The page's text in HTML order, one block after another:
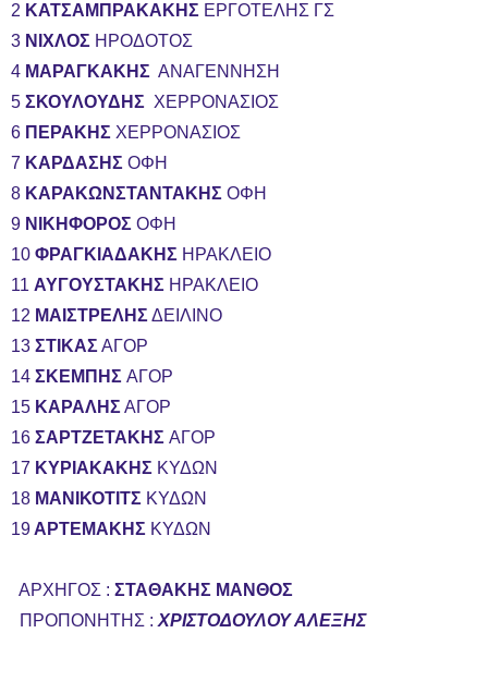
2 ΚΑΤΣΑΜΠΡΑΚΑΚΗΣ ΕΡΓΟΤΕΛΗΣ ΓΣ
3 ΝΙΧΛΟΣ ΗΡΟΔΟΤΟΣ
4 ΜΑΡΑΓΚΑΚΗΣ ΑΝΑΓΕΝΝΗΣΗ
5 ΣΚΟΥΛΟΥΔΗΣ ΧΕΡΡΟΝΑΣΙΟΣ
6 ΠΕΡΑΚΗΣ ΧΕΡΡΟΝΑΣΙΟΣ
7 ΚΑΡΔΑΣΗΣ ΟΦΗ
8 ΚΑΡΑΚΩΝΣΤΑΝΤΑΚΗΣ ΟΦΗ
9 ΝΙΚΗΦΟΡΟΣ ΟΦΗ
10 ΦΡΑΓΚΙΑΔΑΚΗΣ ΗΡΑΚΛΕΙΟ
11 ΑΥΓΟΥΣΤΑΚΗΣ ΗΡΑΚΛΕΙΟ
12 ΜΑΙΣΤΡΕΛΗΣ ΔΕΙΛΙΝΟ
13 ΣΤΙΚΑΣ ΑΓΟΡ
14 ΣΚΕΜΠΗΣ ΑΓΟΡ
15 ΚΑΡΑΛΗΣ ΑΓΟΡ
16 ΣΑΡΤΖΕΤΑΚΗΣ ΑΓΟΡ
17 ΚΥΡΙΑΚΑΚΗΣ ΚΥΔΩΝ
18 ΜΑΝΙΚΟΤΙΤΣ ΚΥΔΩΝ
19 ΑΡΤΕΜΑΚΗΣ ΚΥΔΩΝ
ΑΡΧΗΓΟΣ : ΣΤΑΘΑΚΗΣ ΜΑΝΘΟΣ
ΠΡΟΠΟΝΗΤΗΣ : ΧΡΙΣΤΟΔΟΥΛΟΥ ΑΛΕΞΗΣ